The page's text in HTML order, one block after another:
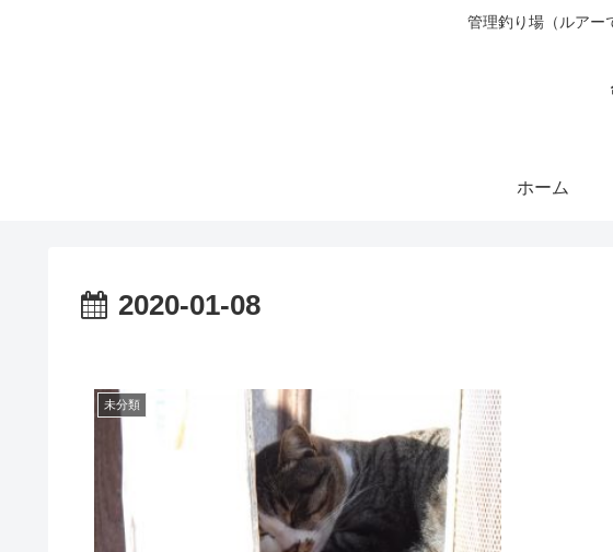
管理釣り場（ルアー
ホーム
2020-01-08
未分類